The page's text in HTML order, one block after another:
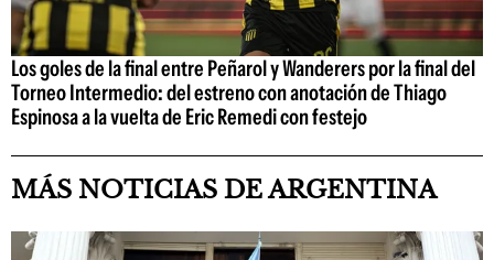
Los goles de la final entre Peñarol y Wanderers por la final del
Torneo Intermedio: del estreno con anotación de Thiago
Espinosa a la vuelta de Eric Remedi con festejo
MÁS NOTICIAS DE ARGENTINA